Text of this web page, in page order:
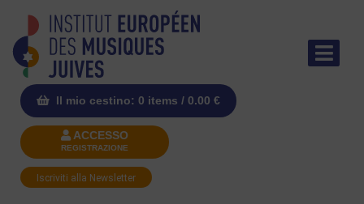
Il mio cestino: 0 items / 0.00 €
ACCESSO
REGISTRAZIONE
Iscriviti alla Newsletter